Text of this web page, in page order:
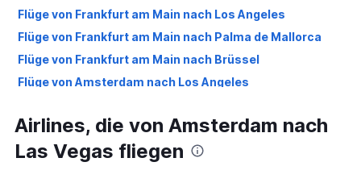
Flüge von Frankfurt am Main nach Los Angeles
Flüge von Frankfurt am Main nach Palma de Mallorca
Flüge von Frankfurt am Main nach Brüssel
Flüge von Amsterdam nach Los Angeles
Flüge nach Istanbul
Flüge nach Rom
Airlines, die von Amsterdam nach
Las Vegas fliegen